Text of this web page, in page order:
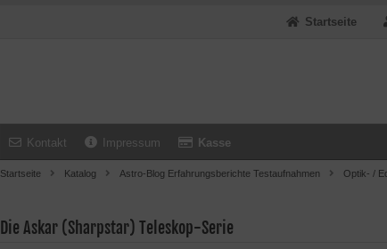
Startseite
Kontakt Impressum Kasse
Startseite Katalog Astro-Blog Erfahrungsberichte Testaufnahmen Optik- /
Die Askar (Sharpstar) Teleskop-Serie